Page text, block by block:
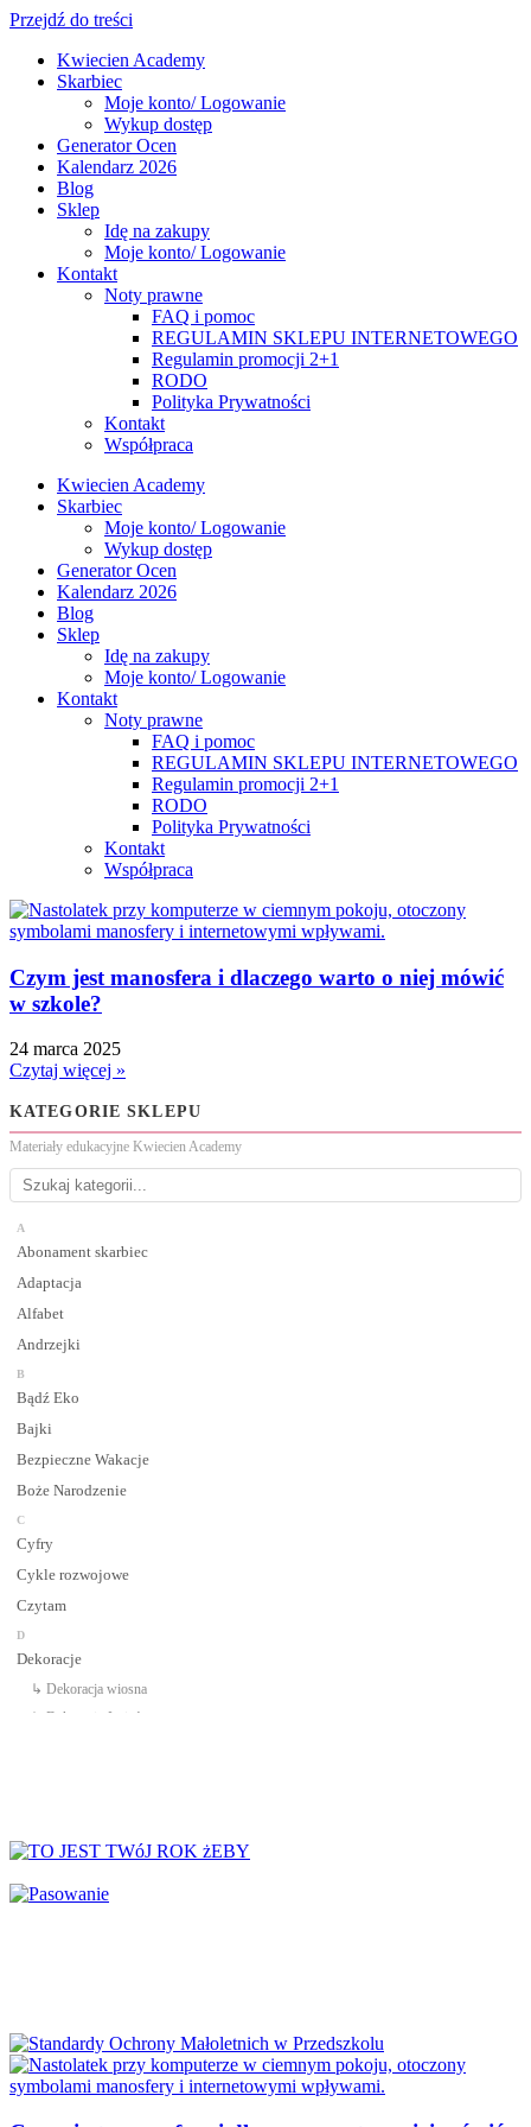
Przejdź do treści
Kwiecien Academy
Skarbiec
Moje konto/ Logowanie
Wykup dostęp
Generator Ocen
Kalendarz 2026
Blog
Sklep
Idę na zakupy
Moje konto/ Logowanie
Kontakt
Noty prawne
FAQ i pomoc
REGULAMIN SKLEPU INTERNETOWEGO
Regulamin promocji 2+1
RODO
Polityka Prywatności
Kontakt
Współpraca
Kwiecien Academy
Skarbiec
Moje konto/ Logowanie
Wykup dostęp
Generator Ocen
Kalendarz 2026
Blog
Sklep
Idę na zakupy
Moje konto/ Logowanie
Kontakt
Noty prawne
FAQ i pomoc
REGULAMIN SKLEPU INTERNETOWEGO
Regulamin promocji 2+1
RODO
Polityka Prywatności
Kontakt
Współpraca
Czym jest manosfera i dlaczego warto o niej mówić
w szkole?
24 marca 2025
Czytaj więcej »
KATEGORIE SKLEPU
Materiały edukacyjne Kwiecien Academy
A
Abonament skarbiec
Adaptacja
Alfabet
Andrzejki
B
Bądź Eko
Bajki
Bezpieczne Wakacje
Boże Narodzenie
C
Cyfry
Cykle rozwojowe
Czytam
D
Dekoracje
↳ Dekoracja wiosna
↳ Dekoracje Jesień
Dinozaury
Dni Tygodnia
Dzień Bezpiecznego Internetu
Dzień Chłopaka